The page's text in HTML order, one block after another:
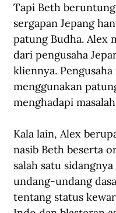
Tapi Beth
sergapan Jepang
patung Budha. Alex
dari pengusaha
kliennya.
menggunakan
menghadapi
Kala lain, Alex
nasib Beth beserta
salah satu
undang-undang
tentang status